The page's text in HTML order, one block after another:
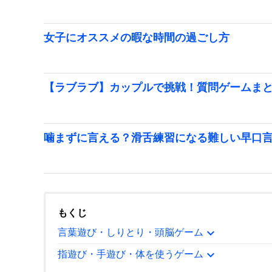
女子にオススメの暇な時間の過ごし方
【ラブラブ】カップルで挑戦！質問ゲームま
噛まずに言える？滑舌練習になる難しい早口
もくじ
言葉遊び・しりとり・頭脳ゲーム expand_more
指遊び・手遊び・体を使うゲーム expand_more